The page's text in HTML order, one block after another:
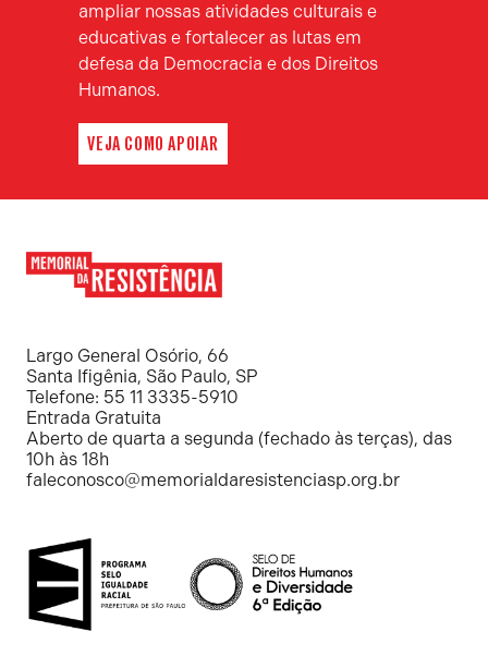
ampliar nossas atividades culturais e
educativas e fortalecer as lutas em
defesa da Democracia e dos Direitos
Humanos.
VEJA COMO APOIAR
Resistência
Largo General Osório, 66
Santa Ifigênia, São Paulo, SP
Telefone: 55 11 3335-5910
Entrada Gratuita
Aberto de quarta a segunda (fechado às terças), das
10h às 18h
faleconosco@memorialdaresistenciasp.org.br